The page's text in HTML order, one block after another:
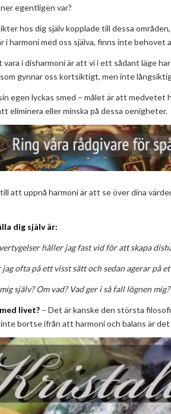
egentligen var?
hos dig själv kopplade till dessa
i harmoni med oss själva, finns inte
vara i disharmoni är att vi i ett sådant läge
gynnar oss kortsiktigt, men inte
egen lyckas smed – målet är att
eliminera eller minska på dessa oenigheter.
att uppnå harmoni är att se över dina
dig själv är:
håller jag fast vid för att skapa
ofta på ett visst sätt och sedan agerar på
själv? Om vad? Vad ger i så fall lögnen mig?
livet? – Det är kanske den största
inte bortse ifrån att harmoni och balans är